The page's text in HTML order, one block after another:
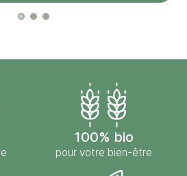
100% bio
pour votre bien-être